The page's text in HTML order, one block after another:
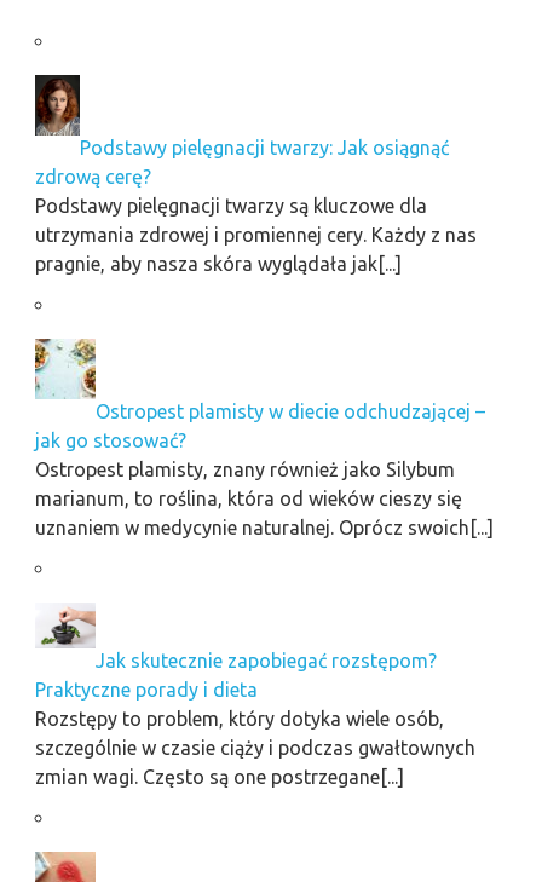
Podstawy pielęgnacji twarzy: Jak osiągnąć
zdrową cerę?
Podstawy pielęgnacji twarzy są kluczowe dla
utrzymania zdrowej i promiennej cery. Każdy z nas
pragnie, aby nasza skóra wyglądała jak[...]
Ostropest plamisty w diecie odchudzającej –
jak go stosować?
Ostropest plamisty, znany również jako Silybum
marianum, to roślina, która od wieków cieszy się
uznaniem w medycynie naturalnej. Oprócz swoich[...]
Jak skutecznie zapobiegać rozstępom?
Praktyczne porady i dieta
Rozstępy to problem, który dotyka wiele osób,
szczególnie w czasie ciąży i podczas gwałtownych
zmian wagi. Często są one postrzegane[...]